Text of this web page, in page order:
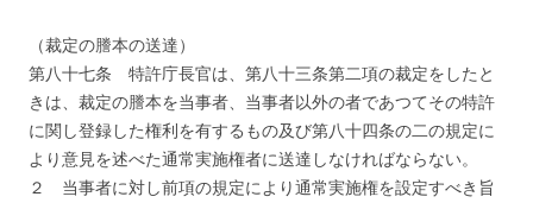
（裁定の謄本の送達）
第八十七条 特許庁長官は、第八十三条第二項の裁定をしたと
きは、裁定の謄本を当事者、当事者以外の者であつてその特許
に関し登録した権利を有するもの及び第八十四条の二の規定に
より意見を述べた通常実施権者に送達しなければならない。
２ 当事者に対し前項の規定により通常実施権を設定すべき旨